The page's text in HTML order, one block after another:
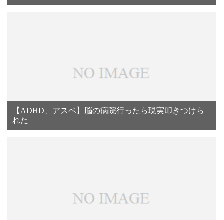
【ADHD、アスペ】脳の病院行ったら現実叩きつけら
れた